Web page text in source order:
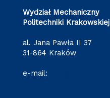
Wydział Mechaniczny
Politechniki Krakowskiej
al. Jana Pawła II 37
31-864 Kraków
e-mail: